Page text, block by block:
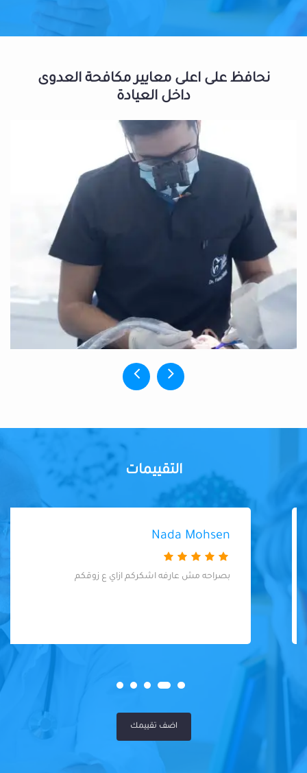
نحافظ على اعلى معايير مكافحة العدوى
داخل العيادة
التقييمات
Nada Mohsen
بصراحه مش عارفه اشكركم ازاي ع زوقكم
اضف تقييمك